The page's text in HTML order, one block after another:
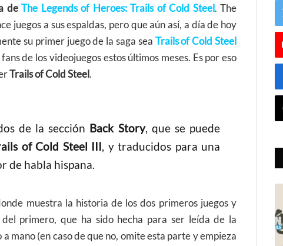
de The Legends of Heroes: Trails of Cold Steel . The
juegos a sus espaldas, pero que aún así, a día de hoy
su primer juego de la saga sea Trails of Cold Steel
de los videojuegos estos últimos meses. Es por eso
Trails of Cold Steel .
de la sección Back Story, que se puede
of Cold Steel III, y traducidos para una
de habla hispana.
muestra la historia de los dos primeros juegos y
primero, que ha sido hecha para ser leída de la
mano (en caso de que no, omite esta parte y empieza